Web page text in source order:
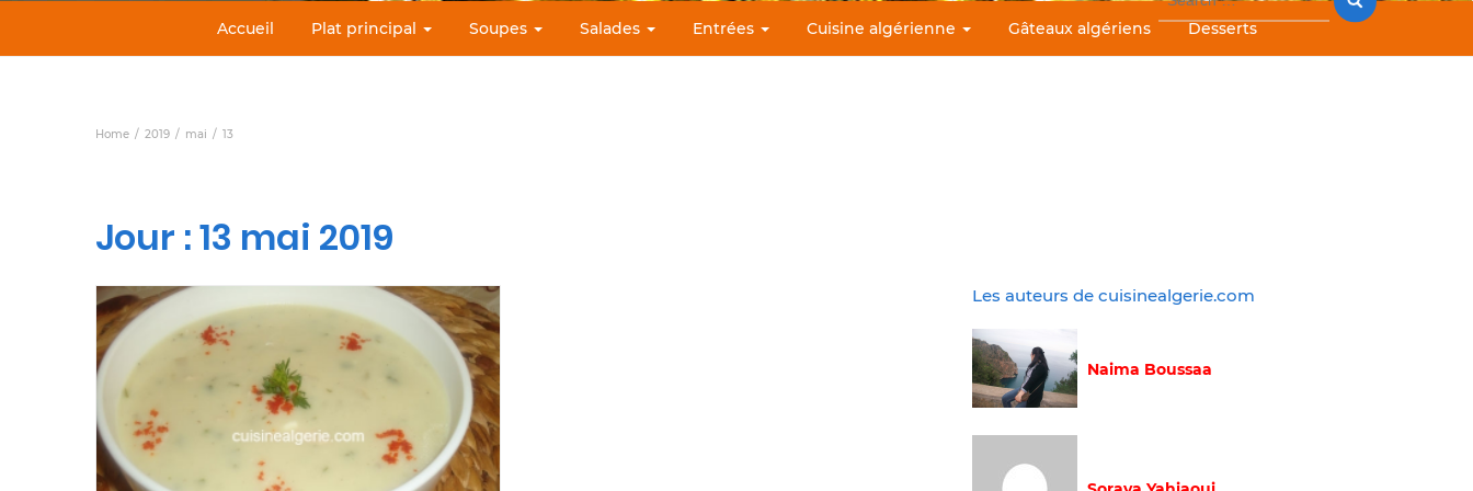
Accueil Plat principal Soupes Salades Entrées Cuisine algérienne Gâteaux algériens Desserts
Home 2019 mai 13
Jour :13 mai 2019
Les auteurs de cuisinealgerie.com
Naima Boussaa